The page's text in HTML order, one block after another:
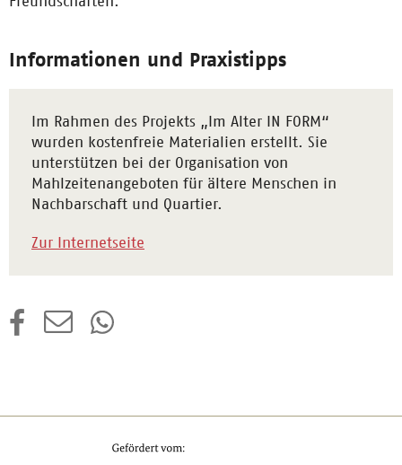
Informationen und Praxistipps
Im Rahmen des Projekts „Im Alter IN FORM“
wurden kostenfreie Materialien erstellt. Sie
unterstützen bei der Organisation von
Mahlzeitenangeboten für ältere Menschen in
Nachbarschaft und Quartier.
Zur Internetseite